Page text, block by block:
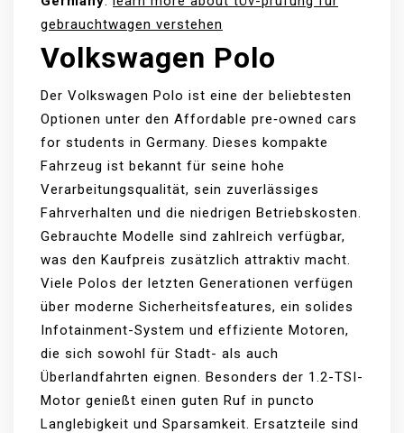
gebrauchtwagen verstehen
Volkswagen Polo
Der Volkswagen Polo ist eine der beliebtesten
Optionen unter den Affordable pre‑owned cars
for students in Germany. Dieses kompakte
Fahrzeug ist bekannt für seine hohe
Verarbeitungsqualität, sein zuverlässiges
Fahrverhalten und die niedrigen Betriebskosten.
Gebrauchte Modelle sind zahlreich verfügbar,
was den Kaufpreis zusätzlich attraktiv macht.
Viele Polos der letzten Generationen verfügen
über moderne Sicherheitsfeatures, ein solides
Infotainment-System und effiziente Motoren,
die sich sowohl für Stadt- als auch
Überlandfahrten eignen. Besonders der 1.2-TSI-
Motor genießt einen guten Ruf in puncto
Langlebigkeit und Sparsamkeit. Ersatzteile sind